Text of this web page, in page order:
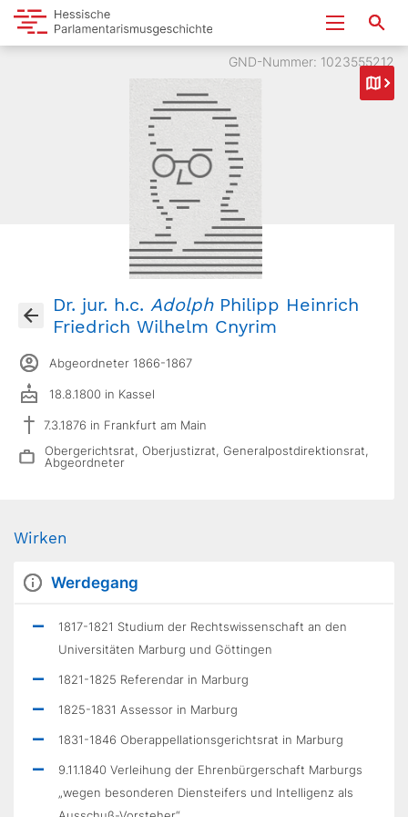
GND-Nummer: 1023555212
Dr. jur. h.c. AdolphPhilipp Heinrich
Friedrich Wilhelm Cnyrim
Abgeordneter 1866-1867
18.8.1800 in Kassel
7.3.1876 in Frankfurt am Main
Obergerichtsrat, Oberjustizrat, Generalpostdirektionsrat,
Abgeordneter
Wirken
Werdegang
1817-1821 Studium der Rechtswissenschaft an den
Universitäten Marburg und Göttingen
1821-1825 Referendar in Marburg
1825-1831 Assessor in Marburg
1831-1846 Oberappellationsgerichtsrat in Marburg
9.11.1840 Verleihung der Ehrenbürgerschaft Marburgs
„wegen besonderen Diensteifers und Intelligenz als